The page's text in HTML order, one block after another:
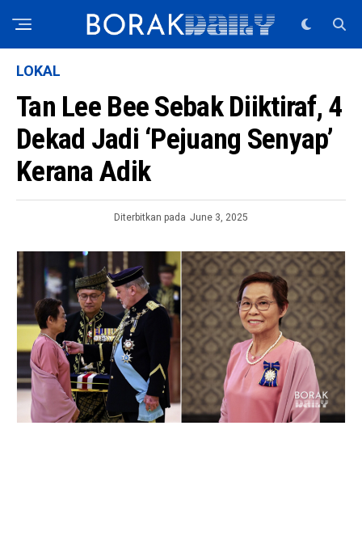
LOKAL
Tan Lee Bee Sebak Diiktiraf, 4
Dekad Jadi ‘Pejuang Senyap’
Kerana Adik
Diterbitkan pada June 3, 2025